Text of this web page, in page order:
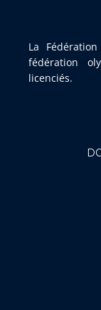
La
fédération
licenciés.